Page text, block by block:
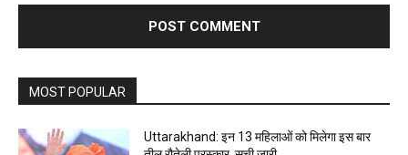
MOST POPULAR
Uttarakhand: इन 13 महिलाओं को मिलेगा इस बार